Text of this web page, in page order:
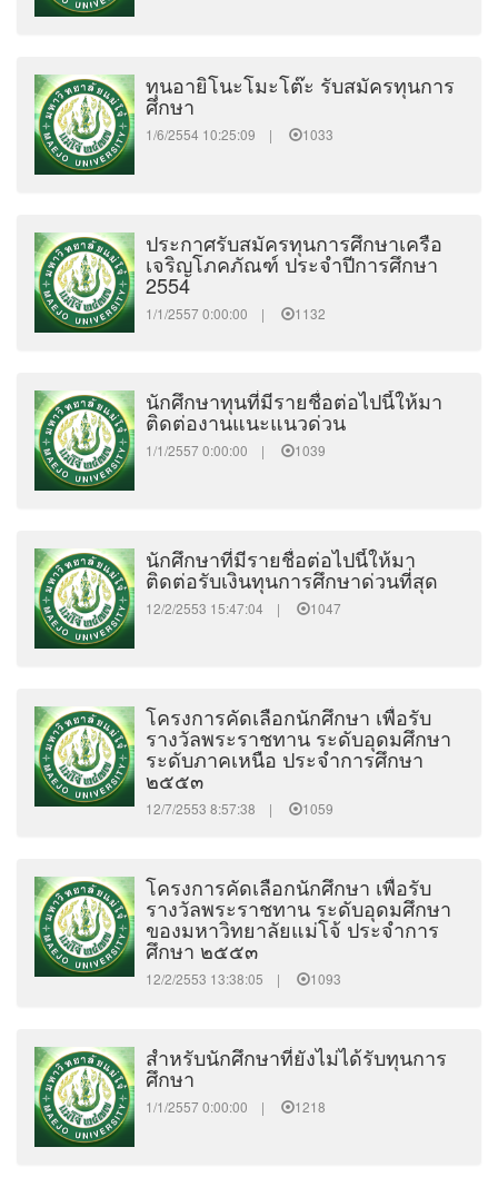
ทุนอายิโนะโมะโต๊ะ รับสมัครทุนการ
ศึกษา
1/6/2554 10:25:09 | 1033
ประกาศรับสมัครทุนการศึกษาเครือ
เจริญโภคภัณฑ์ ประจำปีการศึกษา
2554
1/1/2557 0:00:00 | 1132
นักศึกษาทุนที่มีรายชื่อต่อไปนี้ให้มา
ติดต่องานแนะแนวด่วน
1/1/2557 0:00:00 | 1039
นักศึกษาที่มีรายชื่อต่อไปนี้ให้มา
ติดต่อรับเงินทุนการศึกษาด่วนที่สุด
12/2/2553 15:47:04 | 1047
โครงการคัดเลือกนักศึกษา เพื่อรับ
รางวัลพระราชทาน ระดับอุดมศึกษา
ระดับภาคเหนือ ประจำการศึกษา
๒๕๕๓
12/7/2553 8:57:38 | 1059
โครงการคัดเลือกนักศึกษา เพื่อรับ
รางวัลพระราชทาน ระดับอุดมศึกษา
ของมหาวิทยาลัยแม่โจ้ ประจำการ
ศึกษา ๒๕๕๓
12/2/2553 13:38:05 | 1093
สำหรับนักศึกษาที่ยังไม่ได้รับทุนการ
ศึกษา
1/1/2557 0:00:00 | 1218